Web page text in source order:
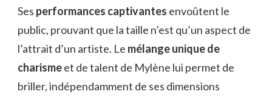
Ses performances captivantes envoûtent le
public, prouvant que la taille n’est qu’un aspect de
l’attrait d’un artiste. Le mélange unique de
charismeet de talent de Mylène lui permet de
briller, indépendamment de ses dimensions